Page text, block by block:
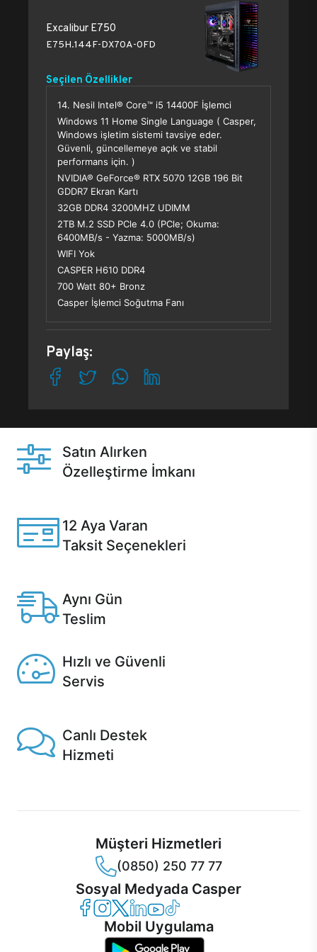
Excalibur E750
E75H.144F-DX70A-0FD
Seçilen Özellikler
14. Nesil Intel® Core™ i5 14400F İşlemci
Windows 11 Home Single Language ( Casper,
Windows işletim sistemi tavsiye eder.
Güvenli, güncellemeye açık ve stabil
performans için. )
NVIDIA® GeForce® RTX 5070 12GB 196 Bit
GDDR7 Ekran Kartı
32GB DDR4 3200MHZ UDIMM
2TB M.2 SSD PCle 4.0 (PCle; Okuma:
6400MB/s - Yazma: 5000MB/s)
WIFI Yok
CASPER H610 DDR4
700 Watt 80+ Bronz
Casper İşlemci Soğutma Fanı
Paylaş:
Satın Alırken
Özelleştirme İmkanı
12 Aya Varan
Taksit Seçenekleri
Aynı Gün
Teslim
Hızlı ve Güvenli
Servis
Canlı Destek
Hizmeti
Müşteri Hizmetleri
(0850) 250 77 77
Sosyal Medyada Casper
Casper Facebook
Casper Instagram
Casper Twitter
Casper LinkedIn
Casper YouTube
Casper TikTok
Mobil Uygulama